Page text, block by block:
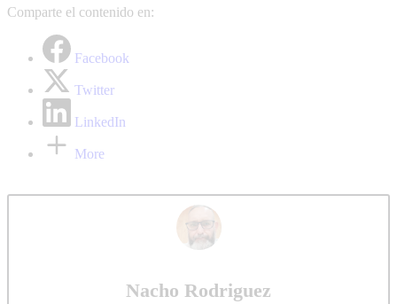
Comparte el contenido en:
Facebook
Twitter
LinkedIn
More
Nacho Rodriguez